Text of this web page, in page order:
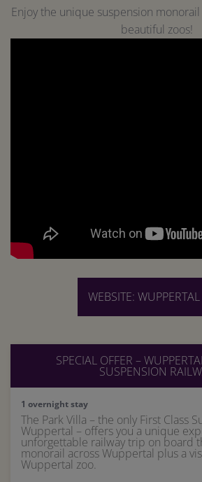
Enjoy the unique suspension
beautiful zoos!
WEBSITE:
SPECIAL OFFER –
SUSPENSION
1 overnight stay
The Park Villa – the only First Class
Wuppertal – offers you a unique
unforgettable railway trip on board
monorail across Wuppertal plus a
Wuppertal zoo.